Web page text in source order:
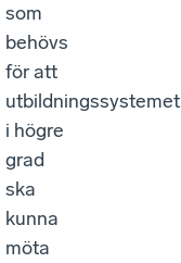
som
behövs
för att
utbildningssystemet
i högre
grad
ska
kunna
möta